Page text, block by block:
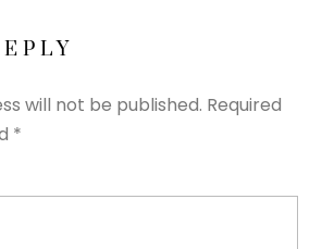
will not be published. Required
*